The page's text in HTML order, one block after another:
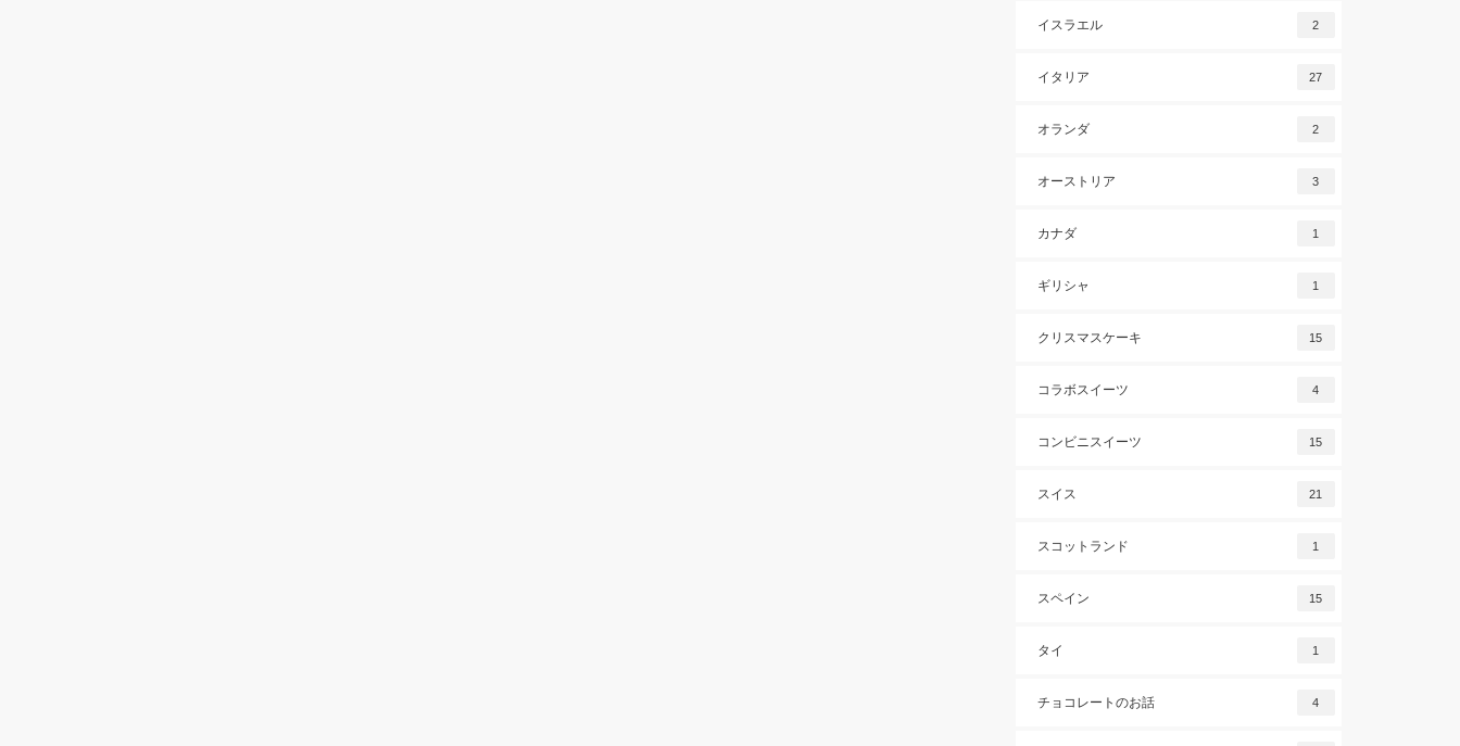
イスラエル 2
イタリア 27
オランダ 2
オーストリア 3
カナダ 1
ギリシャ 1
クリスマスケーキ 15
コラボスイーツ 4
コンビニスイーツ 15
スイス 21
スコットランド 1
スペイン 15
タイ 1
チョコレートのお話 4